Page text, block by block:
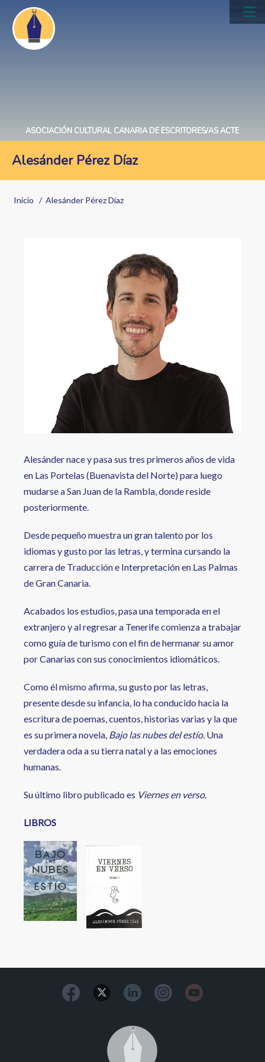
Pasar
contenido
principal
ASOCIACIÓN CULTURAL CANARIA DE ESCRITORES/AS ACTE
Alesánder Pérez Díaz
Sobrescribir
navegación
Inicio Alesánder Pérez Díaz
Alesánder nace y pasa sus tres primeros años de vida
en Las Portelas (Buenavista del Norte) para luego
mudarse a San Juan de la Rambla, donde reside
posteriormente.
Desde pequeño muestra un gran talento por los
idiomas y gusto por las letras, y termina cursando la
carrera de Traducción e Interpretación en Las Palmas
de Gran Canaria.
Acabados los estudios, pasa una temporada en el
extranjero y al regresar a Tenerife comienza a trabajar
como guía de turismo con el fin de hermanar su amor
por Canarias con sus conocimientos idiomáticos.
Como él mismo afirma, su gusto por las letras,
presente desde su infancia, lo ha conducido hacia la
escritura de poemas, cuentos, historias varias y la que
es su primera novela, Bajo las nubes del estío. Una
verdadera oda a su tierra natal y a las emociones
humanas.
Su último libro publicado es Viernes en verso.
LIBROS
Image